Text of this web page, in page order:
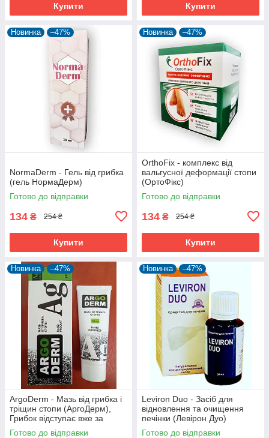
Купити Купити
Новинка –47%
NormaDerm - Гель від грибка
(гель НормаДерм)
Готово до відправки
134 ₴ 254 ₴
Купити
Новинка –47%
OrthoFix - комплекс від
вальгусної деформації стопи
(ОртоФікс)
Готово до відправки
134 ₴ 254 ₴
Купити
Новинка –47%
ArgoDerm - Мазь від грибка і
тріщин стопи (АргоДерм),
Грибок відступає вже за
місяць
Готово до відправки
Новинка –47%
Leviron Duo - Засіб для
відновлення та очищення
печінки (Левірон Дуо)
Готово до відправки